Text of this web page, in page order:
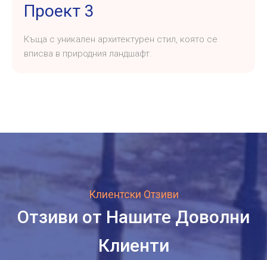
Проект 3
Къща с уникален архитектурен стил, която се
вписва в природния ландшафт.
Клиентски Отзиви
Отзиви от Нашите Доволни
Клиенти